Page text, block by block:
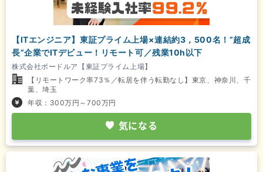
【ITエンジニア】東証プライム上場×連結約3，500名！”超成
長”企業でITデビュー！リモート可／残業10h以下
株式会社ボードルア【東証プライム上場】
【リモートワーク率73％／転居を伴う転勤なし】東京、神奈川、千
葉、埼玉
年収：300万円～700万円
気になる